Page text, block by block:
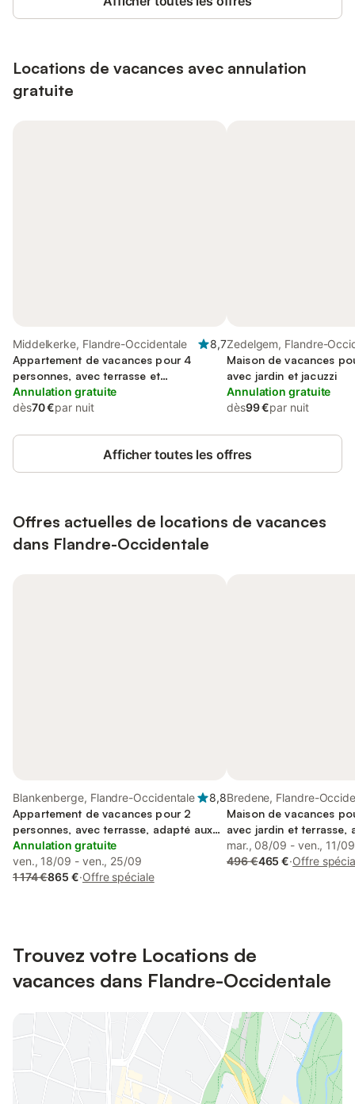
Locations de vacances avec annulation
gratuite
Middelkerke, Flandre-Occidentale
8,7
Appartement de vacances pour 4
personnes, avec terrasse et
balcon/terrasse
Annulation gratuite
dès70 €par nuit
Zedelgem, Flandre-
Maison de vacances
avec jardin et jacuzzi
Annulation gratuite
dès99 €par nuit
Afficher toutes les offres
Offres actuelles de locations de vacances
dans Flandre-Occidentale
Blankenberge, Flandre-Occidentale
8,8
Appartement de vacances pour 2
personnes, avec terrasse, adapté aux
familles
Annulation gratuite
ven., 18/09 - ven., 25/09
1 174 €865 €·Offre spéciale
Bredene, Flandre-
Maison de vacances
avec jardin et terrasse,
acceptés
mar., 08/09 - ven., 11/09
496 €465 €·Offre
Trouvez votre Locations de
vacances dans Flandre-Occidentale